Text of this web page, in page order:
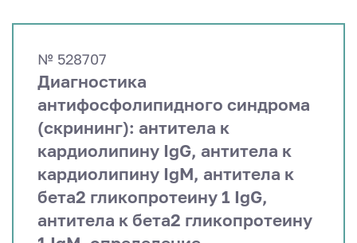
№ 528707
Диагностика
антифосфолипидного синдрома
(скрининг): антитела к
кардиолипину IgG, антитела к
кардиолипину IgM, антитела к
бета2 гликопротеину 1 IgG,
антитела к бета2 гликопротеину